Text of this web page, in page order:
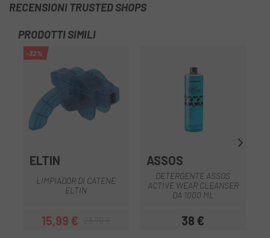
RECENSIONI TRUSTED SHOPS
PRODOTTI SIMILI
-32%
ELTIN
LIMPIADOR DI CATENE
ELTIN
Prezzo
15,99 €Prezzo base
ASSOS
DETERGENTE ASSOS
ACTIVE WEAR CLEANSER
DA 1000 ML
Prezzo
38 €